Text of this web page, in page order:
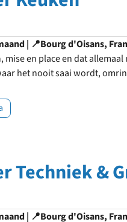
| 📍Bourg d'Oisans,
en place en dat
het nooit saai wordt,
Techniek &
| 📍Bourg d'Oisans,